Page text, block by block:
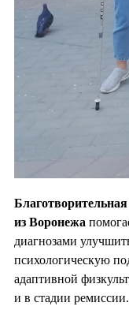
из Воронежа
диагнозами
психологическую
адаптивной
и в стадии ремиссии.